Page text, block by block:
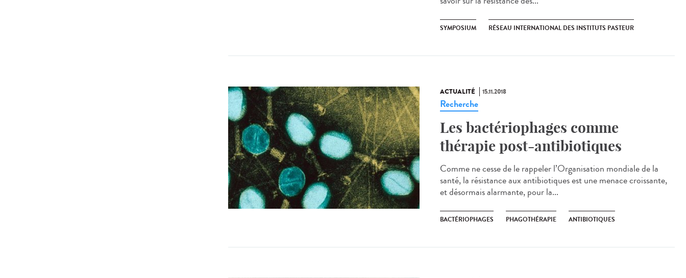
SYMPOSIUM RÉSEAU INTERNATIONAL DES INSTITUTS PASTEUR
ACTUALITÉ 15.11.2018
Recherche
Les bactériophages comme
thérapie post-antibiotiques
Comme ne cesse de le rappeler l’Organisation mondiale de la
santé, la résistance aux antibiotiques est une menace croissante,
et désormais alarmante, pour la...
BACTÉRIOPHAGES PHAGOTHÉRAPIE ANTIBIOTIQUES